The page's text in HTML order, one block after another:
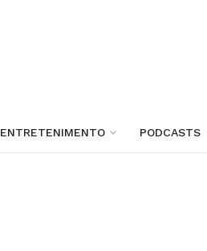
ENTRETENIMENTO PODCASTS